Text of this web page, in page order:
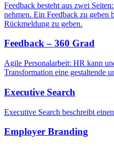
Feedback besteht aus zwei
nehmen. Ein Feedback zu geben
Rückmeldung zu geben.
Feedback – 360 Grad
Agile Personalarbeit: HR kann
Transformation eine gestaltende
Executive Search
Executive Search beschreibt
Employer Branding